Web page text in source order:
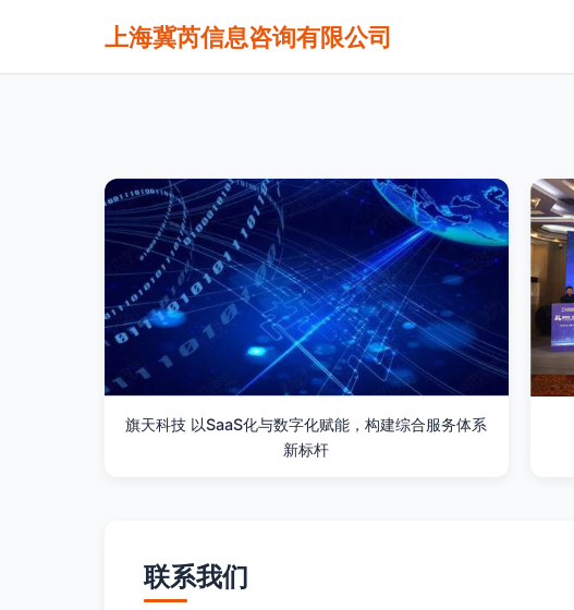
上海冀芮信息咨询有限公司
旗天科技 以SaaS化与数字化赋能，构建综合服务体系
新标杆
联系我们